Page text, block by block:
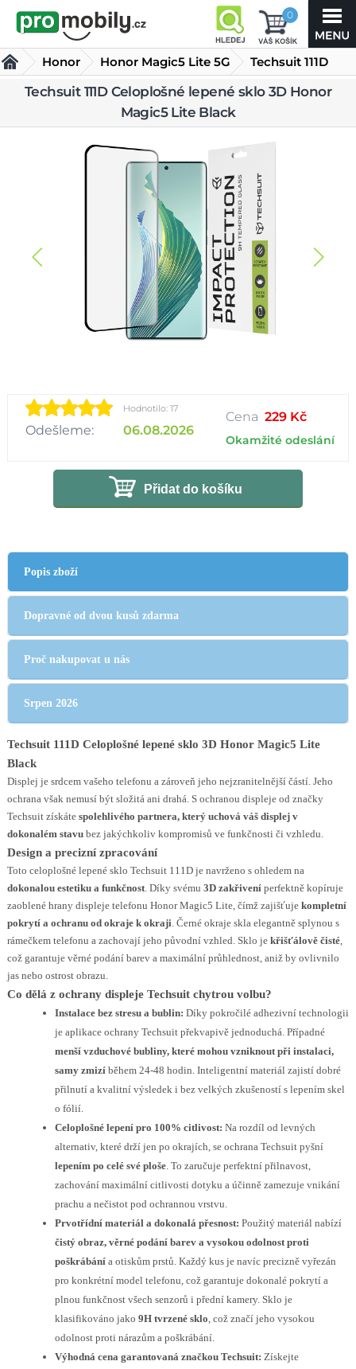
0
Honor
Honor Magic5 Lite 5G
Tvrzená skla Honor Magic5 Lite 5G
Techsuit 111D
Celoplošné
lepené sklo 3D
Honor Magic5 Lite Black
Techsuit 111D Celoplošné lepené sklo 3D Honor
Magic5 Lite Black
Hodnotilo: 17
Odešleme: 06.08.2026
Cena 229 Kč
Okamžité odeslání
Přidat do košíku
Popis zboží
Dopravné od dvou kusů zdarma
Proč nakupovat u nás
Srpen 2026
Techsuit 111D Celoplošné lepené sklo 3D Honor Magic5 Lite
Black
Displej je srdcem vašeho telefonu a zároveň jeho nejzranitelnější částí. Jeho
ochrana však nemusí být složitá ani drahá. S ochranou displeje od značky
Techsuit získáte spolehlivého partnera, který uchová váš displej v
dokonalém stavubez jakýchkoliv kompromisů ve funkčnosti či vzhledu.
Design a precizní zpracování
Toto celoplošné lepené sklo Techsuit 111D je navrženo s ohledem na
dokonalou estetiku a funkčnost. Díky svému 3D zakřiveníperfektně kopíruje
zaoblené hrany displeje telefonu Honor Magic5 Lite, čímž zajišťuje kompletní
pokrytí a ochranu od okraje k okraji. Černé okraje skla elegantně splynou s
rámečkem telefonu a zachovají jeho původní vzhled. Sklo je křišťálově čisté,
což garantuje věrné podání barev a maximální průhlednost, aniž by ovlivnilo
jas nebo ostrost obrazu.
Co dělá z ochrany displeje Techsuit chytrou volbu?
Instalace bez stresu a bublin: Díky pokročilé adhezivní technologii
je aplikace ochrany Techsuit překvapivě jednoduchá. Případné
menší vzduchové bubliny, které mohou vzniknout při instalaci,
samy zmizíběhem 24-48 hodin. Inteligentní materiál zajistí dobré
přilnutí a kvalitní výsledek i bez velkých zkušeností s lepením skel
o fólií.
Celoplošné lepení pro 100% citlivost: Na rozdíl od levných
alternativ, které drží jen po okrajích, se ochrana Techsuit pyšní
lepením po celé své ploše. To zaručuje perfektní přilnavost,
zachování maximální citlivosti dotyku a účinně zamezuje vnikání
prachu a nečistot pod ochrannou vrstvu.
Prvotřídní materiál a dokonalá přesnost: Použitý materiál nabízí
čistý obraz, věrné podání barev a vysokou odolnost proti
poškrábánía otiskům prstů. Každý kus je navíc precizně vyřezán
pro konkrétní model telefonu, což garantuje dokonalé pokrytí a
plnou funkčnost všech senzorů i přední kamery. Sklo je
klasifikováno jako 9H tvrzené sklo, což značí jeho vysokou
odolnost proti nárazům a poškrábání.
Výhodná cena garantovaná značkou Techsuit: Získejte